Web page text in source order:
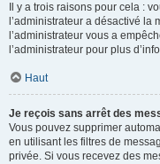
Il y a trois raisons pour cela :
l’administrateur a désactivé la
l’administrateur vous a
l’administrateur pour plus
Haut
Je reçois sans arrêt des
Vous pouvez supprimer
en utilisant les filtres de
privée. Si vous recevez des